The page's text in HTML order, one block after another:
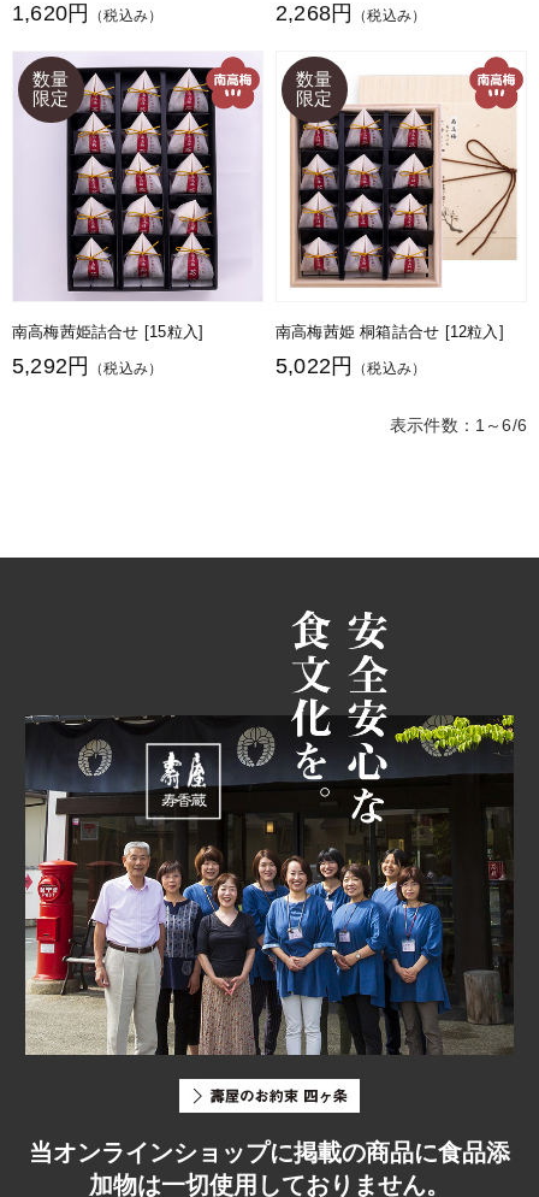
1,620円 （税込み） 2,268円 （税込み）
南高梅茜姫詰合せ [15粒入]
5,292円 （税込み）
南高梅茜姫 桐箱詰合せ [12粒入]
5,022円 （税込み）
表示件数：1～6/6
当オンラインショップに掲載の商品に食品添
加物は一切使用しておりません。